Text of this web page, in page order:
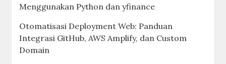
Menggunakan Python dan yfinance
Otomatisasi Deployment Web: Panduan
Integrasi GitHub, AWS Amplify, dan Custom
Domain